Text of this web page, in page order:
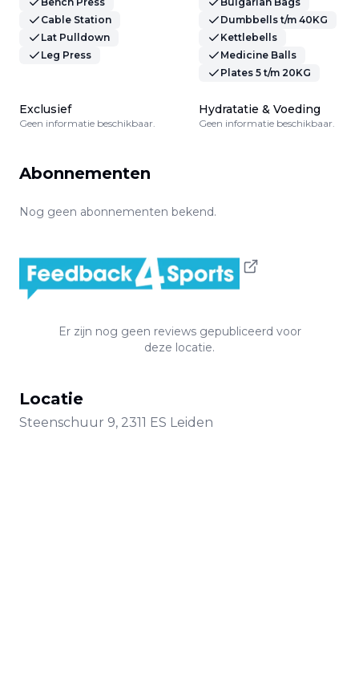
Cable Station
Lat Pulldown
Leg Press
Dumbbells t/m 40KG
Kettlebells
Medicine Balls
Plates 5 t/m 20KG
Exclusief
Geen informatie beschikbaar.
Hydratatie & Voeding
Geen informatie beschikbaar.
Abonnementen
Nog geen abonnementen bekend.
Er zijn nog geen reviews gepubliceerd voor
deze locatie.
Locatie
Steenschuur 9, 2311 ES Leiden